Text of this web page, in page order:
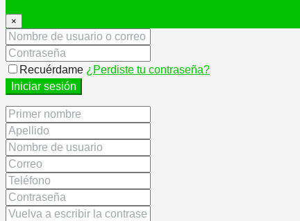
×
Recuérdame ¿Perdiste tu contraseña?
Iniciar sesión